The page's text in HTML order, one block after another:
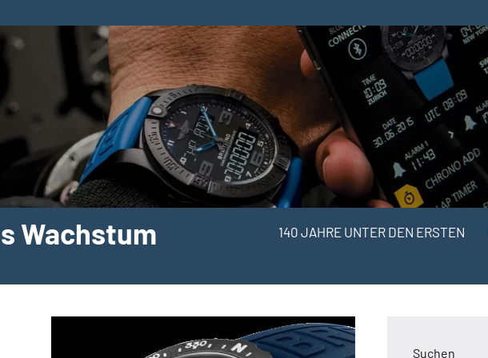
Wachstum 140 JAHRE UNTER DEN ERSTEN
Suchen